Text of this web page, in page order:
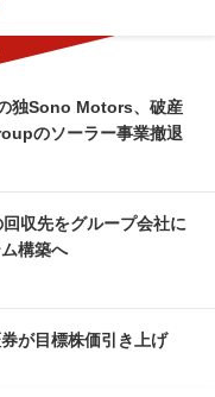
独Sono Motors、破産
のソーラー事業撤退
収先をグループ会社に
構築へ
が目標株価引き上げ